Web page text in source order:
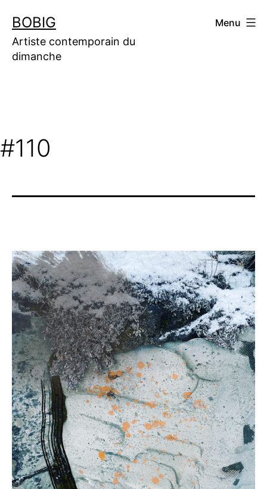
contenu
BOBIG
Artiste contemporain du
dimanche
Menu
#110